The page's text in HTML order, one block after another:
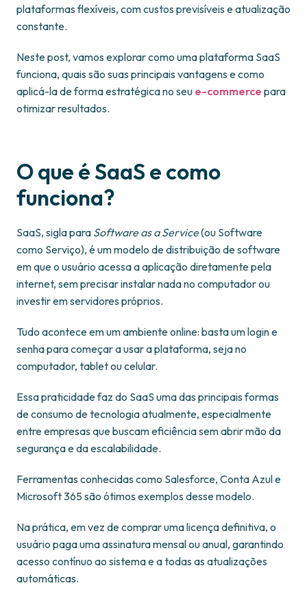
plataformas flexíveis, com custos previsíveis e atualização
constante.
Neste post, vamos explorar como uma plataforma SaaS
funciona, quais são suas principais vantagens e como
aplicá-la de forma estratégica no seu e-commerce para
otimizar resultados.
O que é SaaS e como
funciona?
SaaS, sigla para Software as a Service(ou Software
como Serviço), é um modelo de distribuição de software
em que o usuário acessa a aplicação diretamente pela
internet, sem precisar instalar nada no computador ou
investir em servidores próprios.
Tudo acontece em um ambiente online: basta um login e
senha para começar a usar a plataforma, seja no
computador, tablet ou celular.
Essa praticidade faz do SaaS uma das principais formas
de consumo de tecnologia atualmente, especialmente
entre empresas que buscam eficiência sem abrir mão da
segurança e da escalabilidade.
Ferramentas conhecidas como Salesforce, Conta Azul e
Microsoft 365 são ótimos exemplos desse modelo.
Na prática, em vez de comprar uma licença definitiva, o
usuário paga uma assinatura mensal ou anual, garantindo
acesso contínuo ao sistema e a todas as atualizações
automáticas.